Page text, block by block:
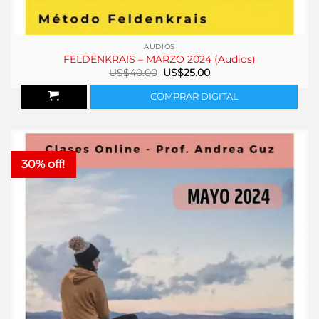
AUDIOS
FELDENKRAIS – MARZO 2024 (Audios)
US$40.00 El
precio
era:
US$40.00.
US$25.00El
actual
es:
US$25.00.
COMPRAR DIGITAL
30% off!